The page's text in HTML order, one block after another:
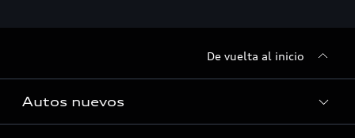
De vuelta al inicio
Autos nuevos